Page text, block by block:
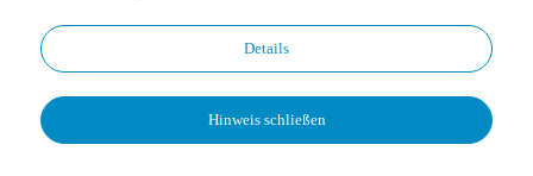
Vom täglichen Verbrauchsmaterial über dentale
Dienstleistungen, bis hin zur kompletten
Details
Hinweis schließen